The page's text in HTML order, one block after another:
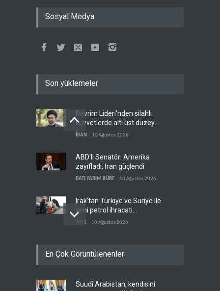
Sosyal Medya
Son yüklemeler
Devrim Lideri'nden silahlı
kuvvetlerde altı üst düzey
atama
İRAN 10 Ağustos 2026
ABD'li Senatör: Amerika
zayıfladı, İran güçlendi
BATI YARIM KÜRE 10 Ağustos 2026
Irak'tan Türkiye ve Suriye ile
yeni petrol ihracatı
anlaşması
IRAK 10 Ağustos 2026
ordusunda geniş yankı buldu
ABD acil durum petrol
En Çok Görüntülenenler
Suudi Arabistan, kendisini